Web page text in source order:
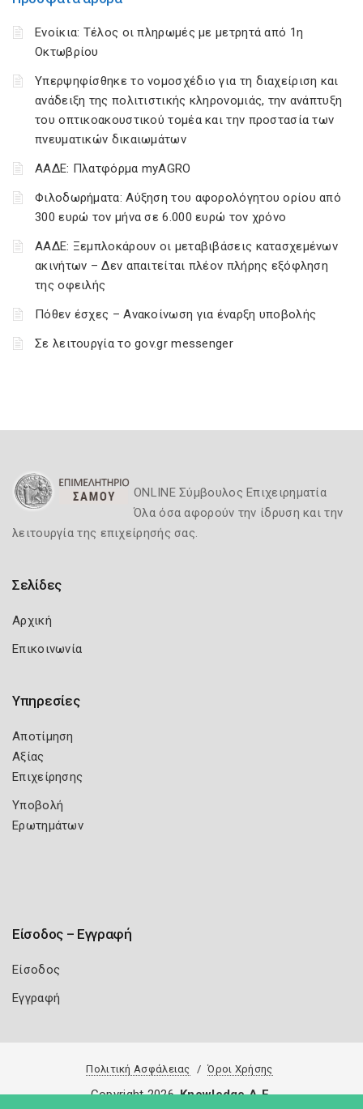
Ενοίκια: Τέλος οι πληρωμές με μετρητά από 1η
Οκτωβρίου
Υπερψηφίσθηκε το νομοσχέδιο για τη διαχείριση και
ανάδειξη της πολιτιστικής κληρονομιάς, την ανάπτυξη
του οπτικοακουστικού τομέα και την προστασία των
πνευματικών δικαιωμάτων
ΑΑΔΕ: Πλατφόρμα myAGRO
Φιλοδωρήματα: Αύξηση του αφορολόγητου ορίου από
300 ευρώ τον μήνα σε 6.000 ευρώ τον χρόνο
ΑΑΔΕ: Ξεμπλοκάρουν οι μεταβιβάσεις κατασχεμένων
ακινήτων – Δεν απαιτείται πλέον πλήρης εξόφληση
της οφειλής
Πόθεν έσχες – Ανακοίνωση για έναρξη υποβολής
Σε λειτουργία το gov.gr messenger
ONLINE Σύμβουλος Επιχειρηματία
Όλα όσα αφορούν την ίδρυση και την
λειτουργία της επιχείρησής σας.
Σελίδες
Αρχική
Επικοινωνία
Υπηρεσίες
Αποτίμηση
Αξίας
Επιχείρησης
Υποβολή
Ερωτημάτων
Είσοδος – Εγγραφή
Είσοδος
Εγγραφή
Πολιτική Ασφάλειας Όροι Χρήσης
Copyright 2026 Knowledge A.E.